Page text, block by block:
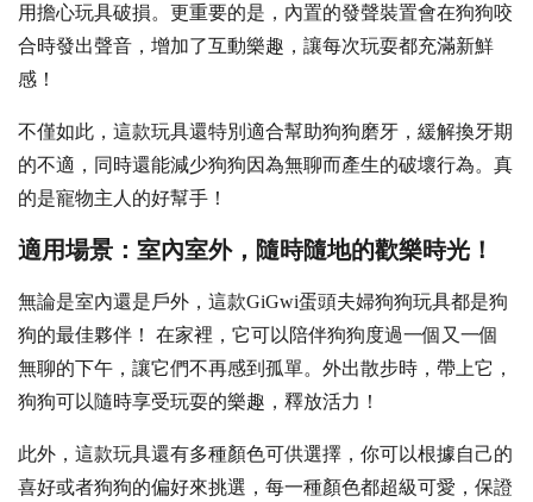
用擔心玩具破損。更重要的是，內置的發聲裝置會在狗狗咬
合時發出聲音，增加了互動樂趣，讓每次玩耍都充滿新鮮
感！
不僅如此，這款玩具還特別適合幫助狗狗磨牙，緩解換牙期
的不適，同時還能減少狗狗因為無聊而產生的破壞行為。真
的是寵物主人的好幫手！‍‍
適用場景：室內室外，隨時隨地的歡樂時光！
無論是室內還是戶外，這款GiGwi蛋頭夫婦狗狗玩具都是狗
狗的最佳夥伴！ 在家裡，它可以陪伴狗狗度過一個又一個
無聊的下午，讓它們不再感到孤單。外出散步時，帶上它，
狗狗可以隨時享受玩耍的樂趣，釋放活力！
此外，這款玩具還有多種顏色可供選擇，你可以根據自己的
喜好或者狗狗的偏好來挑選，每一種顏色都超級可愛，保證